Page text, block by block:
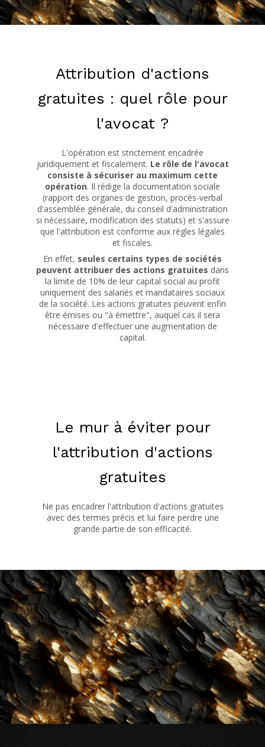
Attribution d'actions
gratuites : quel rôle pour
l'avocat ?
L'opération est strictement encadrée
juridiquement et fiscalement. Le rôle de l'avocat
consiste à sécuriser au maximum cette
opération. Il rédige la documentation sociale
(rapport des organes de gestion, procès-verbal
d'assemblée générale, du conseil d'administration
si nécessaire, modification des statuts) et s'assure
que l'attribution est conforme aux règles légales
et fiscales.
En effet, seules certains types de sociétés
peuvent attribuer des actions gratuites dans
la limite de 10% de leur capital social au profit
uniquement des salariés et mandataires sociaux
de la société. Les actions gratuites peuvent enfin
être émises ou "à émettre", auquel cas il sera
nécessaire d'effectuer une augmentation de
capital.
Le mur à éviter pour
l'attribution d'actions
gratuites
Ne pas encadrer l'attribution d'actions gratuites
avec des termes précis et lui faire perdre une
grande partie de son efficacité.